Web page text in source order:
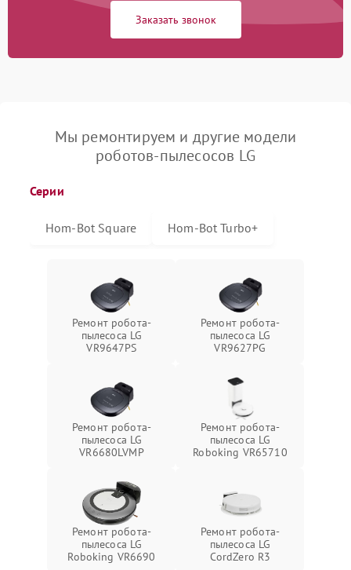
Заказать звонок
Мы ремонтируем и другие модели
роботов-пылесосов LG
Серии
Hom-Bot Square Hom-Bot Turbo+
Ремонт робота-
пылесоса LG
VR9647PS
Ремонт робота-
пылесоса LG
VR9627PG
Ремонт робота-
пылесоса LG
VR6680LVMP
Ремонт робота-
пылесоса LG
Roboking VR65710
Ремонт робота-
пылесоса LG
Roboking VR6690
Ремонт робота-
пылесоса LG
CordZero R3